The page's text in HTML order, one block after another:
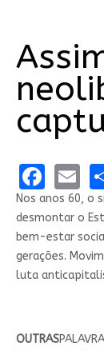
Nos anos 60, o
desmontar o
bem-estar
gerações.
luta
OUTRAS